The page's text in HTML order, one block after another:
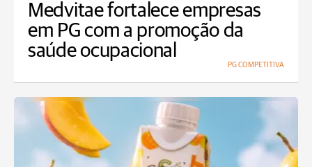
Medvitae fortalece empresas
em PG com a promoção da
saúde ocupacional
PG COMPETITIVA